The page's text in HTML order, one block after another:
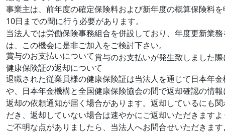
事業主は、前年度の確定保険料および新年度の概算保険料
10日までの間に行う必要があります。
当法人では労働保険事務組合を併設しており、年度更新業
は、この機会に是非ご加入をご検討下さい。
賞与のお支払いについて賞与のお支払いが発生致しました
健康保険証の返却について
退職された従業員様の健康保険証は当法人を通じて日本年
や、日本年金機構と全国健康保険協会の間で返却確認の情
返却の依頼通知が届く場合があります。返却しているにも
だき、返却していない場合は速やかにご返却いただきます
ご不明な点がありましたら、当法人へお問合せいただきま